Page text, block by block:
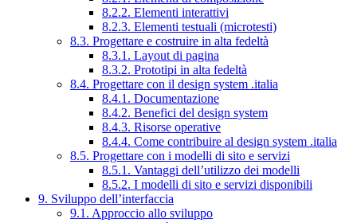
8.2.2. Elementi interattivi
8.2.3. Elementi testuali (microtesti)
8.3. Progettare e costruire in alta fedeltà
8.3.1. Layout di pagina
8.3.2. Prototipi in alta fedeltà
8.4. Progettare con il design system .italia
8.4.1. Documentazione
8.4.2. Benefici del design system
8.4.3. Risorse operative
8.4.4. Come contribuire al design system .italia
8.5. Progettare con i modelli di sito e servizi
8.5.1. Vantaggi dell’utilizzo dei modelli
8.5.2. I modelli di sito e servizi disponibili
9. Sviluppo dell’interfaccia
9.1. Approccio allo sviluppo